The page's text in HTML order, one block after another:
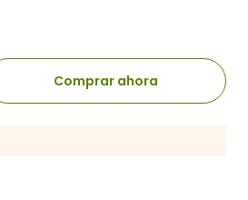
Comprar ahora